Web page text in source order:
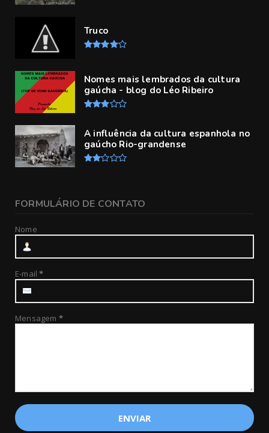
Truco
Nomes mais lembrados da cultura
gaúcha - blog do Léo Ribeiro
A influência da cultura espanhola no
gaúcho Rio-grandense
FORMULÁRIO DE CONTATO
Nome
E-mail*
Mensagem *